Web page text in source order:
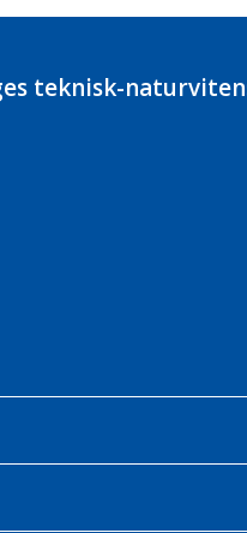
teknisk-